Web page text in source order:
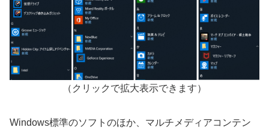
（クリックで拡大表示できます）
Windows標準のソフトのほか、マルチメディアコンテン